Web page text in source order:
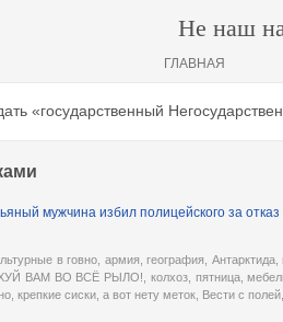
Не наш
ГЛАВНАЯ
«государственный
мужчина избил полицейского за
в говно армия ,география Антарктида,
ВАМ ВО ВСЁ РЫЛО! колхоз, пятница,
крепкие сиски а вот нету меток Вести с полей